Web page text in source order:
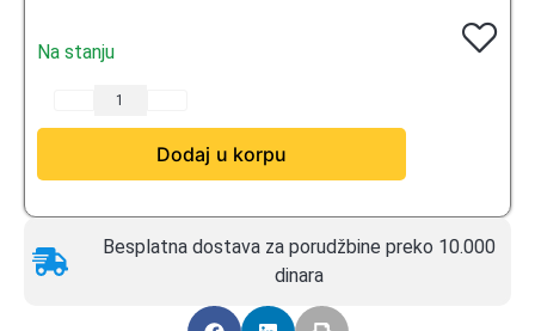
Na stanju
Dodaj u korpu
Besplatna dostava za porudžbine preko 10.000
dinara